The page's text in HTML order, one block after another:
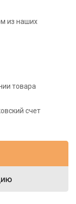
из наших
товара
счет